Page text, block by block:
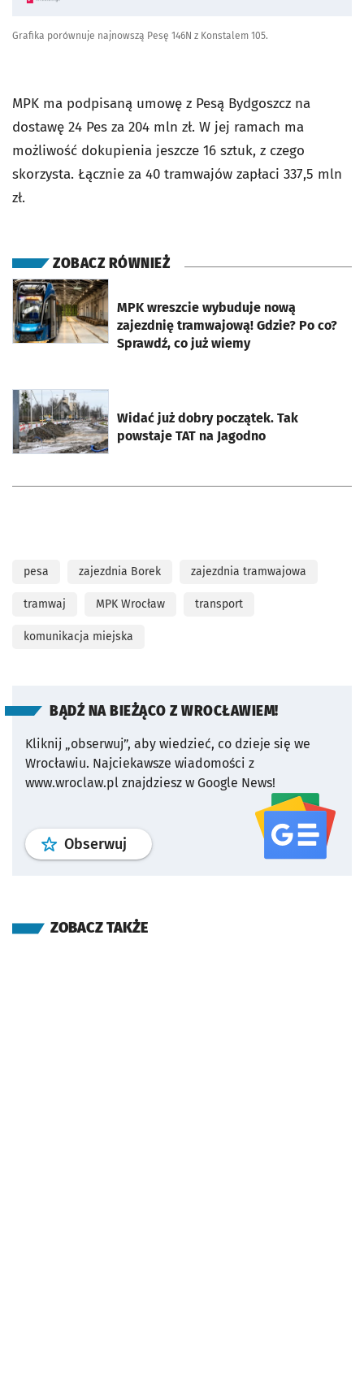
Grafika porównuje najnowszą Pesę 146N z Konstalem 105.
MPK ma podpisaną umowę z Pesą Bydgoszcz na
dostawę 24 Pes za 204 mln zł. W jej ramach ma
możliwość dokupienia jeszcze 16 sztuk, z czego
skorzysta. Łącznie za 40 tramwajów zapłaci 337,5 mln
zł.
ZOBACZ RÓWNIEŻ
MPK wreszcie wybuduje nową
zajezdnię tramwajową! Gdzie? Po co?
Sprawdź, co już wiemy
otworzy się w nowej karcie
Widać już dobry początek. Tak
powstaje TAT na Jagodno
otworzy się w nowej karcie
pesa zajezdnia Borek zajezdnia tramwajowa
tramwaj MPK Wrocław transport
komunikacja miejska
BĄDŹ NA BIEŻĄCO Z WROCŁAWIEM!
Kliknij „obserwuj”, aby wiedzieć, co dzieje się we
Wrocławiu. Najciekawsze wiadomości z
www.wroclaw.pl znajdziesz w Google News!
Obserwuj profil serwisu
ZOBACZ TAKŻE